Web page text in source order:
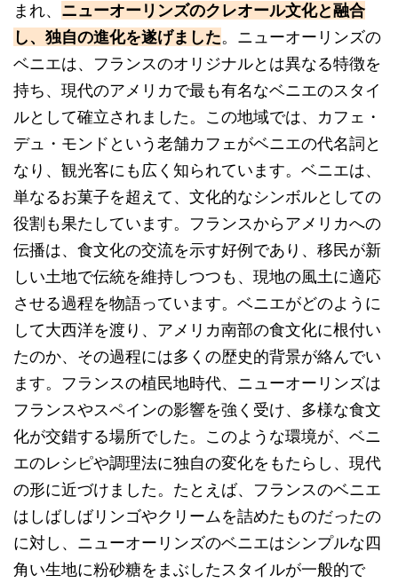
まれ、 ニューオーリンズのクレオール文化と融合
し、独自の進化を遂げました。ニューオーリンズの
ベニエは、フランスのオリジナルとは異なる特徴を
持ち、現代のアメリカで最も有名なベニエのスタイ
ルとして確立されました。この地域では、カフェ・
デュ・モンドという老舗カフェがベニエの代名詞と
なり、観光客にも広く知られています。ベニエは、
単なるお菓子を超えて、文化的なシンボルとしての
役割も果たしています。フランスからアメリカへの
伝播は、食文化の交流を示す好例であり、移民が新
しい土地で伝統を維持しつつも、現地の風土に適応
させる過程を物語っています。ベニエがどのように
して大西洋を渡り、アメリカ南部の食文化に根付い
たのか、その過程には多くの歴史的背景が絡んでい
ます。フランスの植民地時代、ニューオーリンズは
フランスやスペインの影響を強く受け、多様な食文
化が交錯する場所でした。このような環境が、ベニ
エのレシピや調理法に独自の変化をもたらし、現代
の形に近づけました。たとえば、フランスのベニエ
はしばしばリンゴやクリームを詰めたものだったの
に対し、ニューオーリンズのベニエはシンプルな四
角い生地に粉砂糖をまぶしたスタイルが一般的で